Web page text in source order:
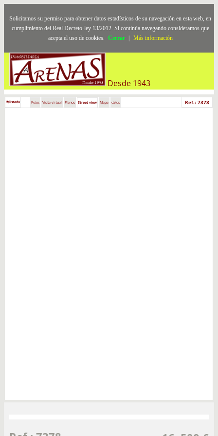
Solicitamos su permiso para obtener datos estadísticos de su navegación en esta web, en
cumplimiento del Real Decreto-ley 13/2012. Si continúa navegando consideramos que
acepta el uso de cookies. Cerrar Más información
Desde 1943
listado Fotos Visita virtual Planos Street view Mapa datos Ref.: 7378